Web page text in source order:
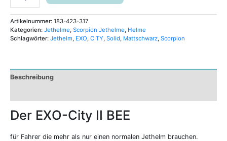
Artikelnummer: 183-423-317
Kategorien: Jethelme, Scorpion Jethelme, Helme
Schlagwörter: Jethelm, EXO, CITY, Solid, Mattschwarz, Scorpion
Beschreibung
Der EXO-City II BEE
für Fahrer die mehr als nur einen normalen Jethelm brauchen.